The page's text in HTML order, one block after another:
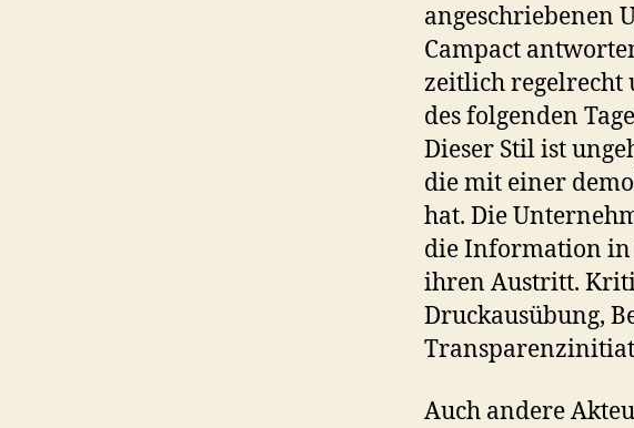
angeschriebenen
Campact
zeitlich regelrecht
des folgenden
Dieser Stil ist
die mit einer
hat. Die
die Information in
ihren Austritt.
Druckausübung,
Auch andere